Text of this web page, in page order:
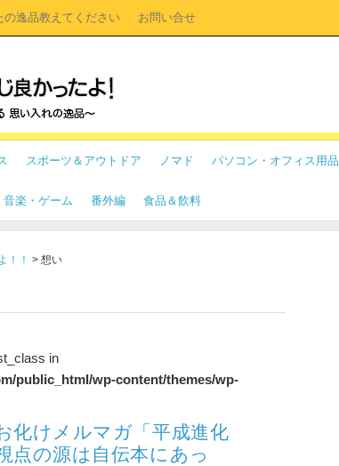
の逸品教えてください お問い合せ
スポーツ＆アウトドア ノマド パソコン・オフィス用品
楽・ゲーム 番外編 食品＆飲料
！！ > 想い
in
public_html/wp-content/themes/wp-
化けメルマガ「平成進化
点の源は自伝本にあっ